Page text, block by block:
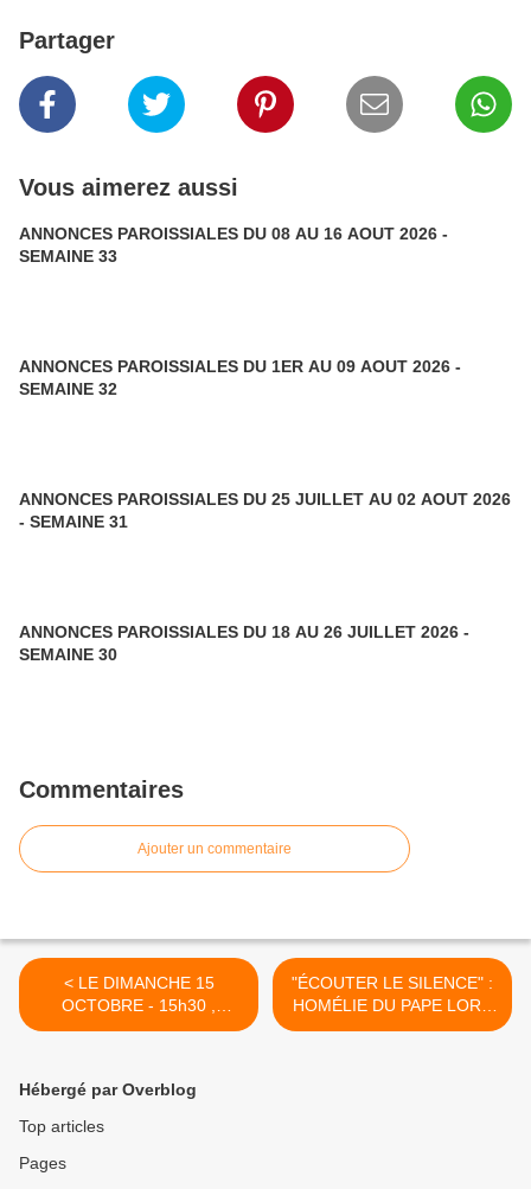
Partager
Vous aimerez aussi
ANNONCES PAROISSIALES DU 08 AU 16 AOUT 2026 -
SEMAINE 33
ANNONCES PAROISSIALES DU 1ER AU 09 AOUT 2026 -
SEMAINE 32
ANNONCES PAROISSIALES DU 25 JUILLET AU 02 AOUT 2026
- SEMAINE 31
ANNONCES PAROISSIALES DU 18 AU 26 JUILLET 2026 -
SEMAINE 30
Commentaires
Ajouter un commentaire
< LE DIMANCHE 15
OCTOBRE - 15h30 ,
CONCERT À L'ÉGLISE
"ÉCOUTER LE SILENCE" :
HOMÉLIE DU PAPE LORS
DE LA VEILLÉE
Hébergé par Overblog
Top articles
Pages